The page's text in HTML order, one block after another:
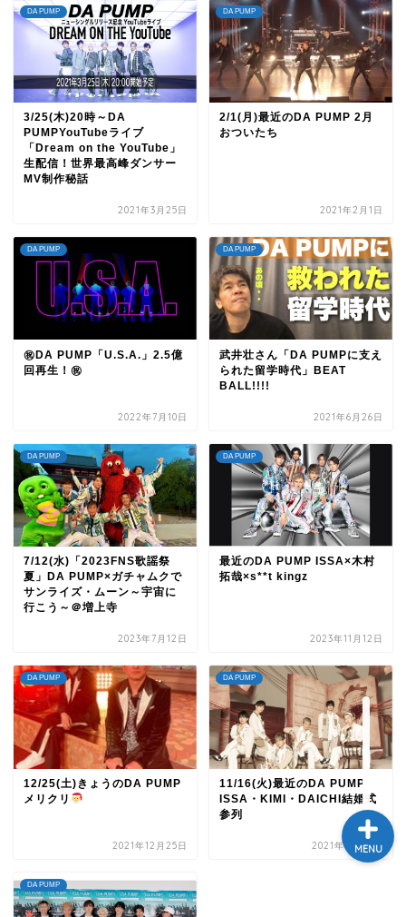
DA PUMP
3/25(木)20時～DA
PUMPYouTubeライブ
「Dream on the YouTube」
生配信！世界最高峰ダンサー
MV制作秘話
2021年3月25日
DA PUMP
2/1(月)最近のDA PUMP 2月
おついたち
2021年2月1日
DA PUMP
㊗DA PUMP「U.S.A.」2.5億
回再生！㊗
2022年7月10日
DA PUMP
武井壮さん「DA PUMPに支え
られた留学時代」BEAT
BALL!!!!
2021年6月26日
DA PUMP
7/12(水)「2023FNS歌謡祭
夏」DA PUMP×ガチャムクで
サンライズ・ムーン～宇宙に
行こう～＠増上寺
2023年7月12日
DA PUMP
最近のDA PUMP ISSA×木村
拓哉×s**t kingz
2023年11月12日
DA PUMP
12/25(土)きょうのDA PUMP
メリクリ
2021年12月25日
DA PUMP
11/16(火)最近のDA PUMP
ISSA・KIMI・DAICHI結婚式
参列
2021年11月16日
DA PUMP
MENU
TOP
テレビ
メゾン・ド・ミュージック
ばれラジオ～
ライブ・イベント